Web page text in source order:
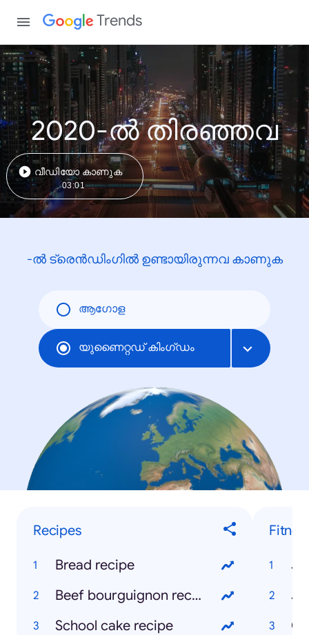
Trends
2020-ൽ തിരഞ്ഞവ
വീഡിയോ കാണുക
03:01
-ൽ ട്രെൻഡിംഗിൽ ഉണ്ടായിരുന്നവ കാണുക
ആഗോള
യുണൈറ്റഡ് കിംഗ്ഡം
Recipes
Bread recipe
Beef bourguignon recipe
School cake recipe